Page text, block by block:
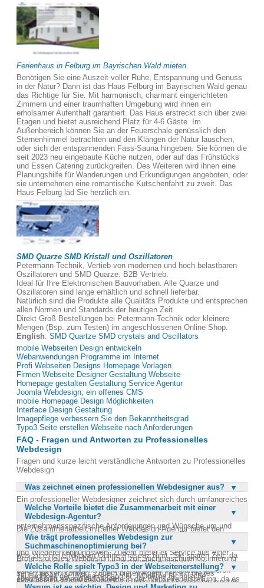
Ferienhaus in Felburg im Bayrischen Wald mieten
Benötigen Sie eine Auszeit voller Ruhe, Entspannung und Genuss
in der Natur? Dann ist das Haus Felburg im Bayrischen Wald genau
das Richtige für Sie. Mit harmonisch, charmant eingerichteten
Zimmern und einer traumhaften Umgebung wird ihnen ein
erholsamer Aufenthalt garantiert. Das Haus erstreckt sich über zwei
Etagen und bietet ausreichend Platz für 4-6 Gäste. Im
Außenbereich können Sie an der Feuerschale genüsslich den
Sternenhimmel betrachten und den Klängen der Natur lauschen,
oder sich der entspannenden Fass-Sauna hingeben. Sie können die
seit 2023 neu eingebaute Küche nutzen, oder auf das Frühstücks
und Essen Catering zurückgreifen. Des Weiteren wird ihnen eine
Planungshilfe für Wanderungen und Erkundigungen angeboten, oder
sie unternehmen eine romantische Kutschenfahrt zu zweit. Das
Haus Felburg läd Sie herzlich ein.
SMD Quarze SMD Kristall und Oszillatoren
Petermann-Technik, Vertieb von modernen und hoch belastbaren
Oszillatoren und SMD Quarze. B2B Vertrieb.
Ideal für Ihre Elektronischen Bauvorhaben. Alle Quarze und
Oszillatoren sind lange erhältlich und schnell lieferbar.
Natürlich sind die Produkte alle Qualitäts Produkte und entsprechen
allen Normen und Standards der heutigen Zeit.
Direkt Groß Bestellungen bei Petermann-Technik oder kleinere
Mengen (Bsp. zum Testen) im angeschlossenen Online Shop.
English: SMD Quartze SMD crystals and Oscillators
mobile Webseiten Design entwickeln
Webanwendungen Programme im Internet
Profi Webseiten Designs Homepage Vorlagen
Firmen Webseite Designer Gestaltung Webseite
Homepage gestalten Gestaltung Service Agentur
Joomla Webdesign; ein offenes CMS
mobile Homepage Design Möglichkeiten
Interface Design Gestaltung
Imagepflege verbessern Sie den Bekanntheitsgrad
Typo3 Seite erstellen Webseite nach Anforderungen
FAQ - Fragen und Antworten zu Professionelles
Webdesign
Fragen und kurze leicht verständliche Antworten zu Professionelles
Webdesign
Was zeichnet einen professionellen Webdesigner aus?
Ein professioneller Webdesigner zeichnet sich durch umfangreiches
Expertenwissen und die Fähigkeit aus, einzigartige und
unverwechselbare Homepages zu gestalten. Er setzt
unternehmensspezifische Anforderungen und Wünsche um und
sorgt für eine optimale Webpräsenz. Durch den Einsatz
professioneller Methoden garantiert er eine hohe Internetpräsenz
und Wiedererkennungswert. Zudem bietet er Service aus einer
Hand, von der Konzeption bis zur Implementierung.
Suchmaschinenoptimierung und Pflege der Webseiten gehören
ebenfalls zu seinen Aufgaben.
Welche Vorteile bietet die Zusammenarbeit mit einer
Webdesign-Agentur?
Die Zusammenarbeit mit einer Webdesign-Agentur bietet den
Vorteil, dass alle Bedürfnisse eines Unternehmens abgedeckt
werden können. Agenturen kombinieren Design und Marketing ideal,
was zu einer effektiven Online-Präsenz führt. Sie sparen Zeit, da
Profis die Arbeit übernehmen, und liefern Ergebnisse, die sich
sehen lassen können. Zudem bieten Agenturen ein breites
Leistungsspektrum, von der Erstellung neuer Designs bis hin zur
Wie trägt professionelles Webdesign zur
Suchmaschinenoptimierung bei?
Professionelles Webdesign trägt zur Suchmaschinenoptimierung
bei, indem es auf die Suchmaschinenfreundlichkeit und
Tauglichkeit der Webseiten achtet. Moderne technische
Realisierungen und Programmierungen sorgen dafür, dass
Welche Rolle spielt Typo3 in der Webseitenerstellung?
Typo3 spielt eine wichtige Rolle in der Webseitenerstellung, da es